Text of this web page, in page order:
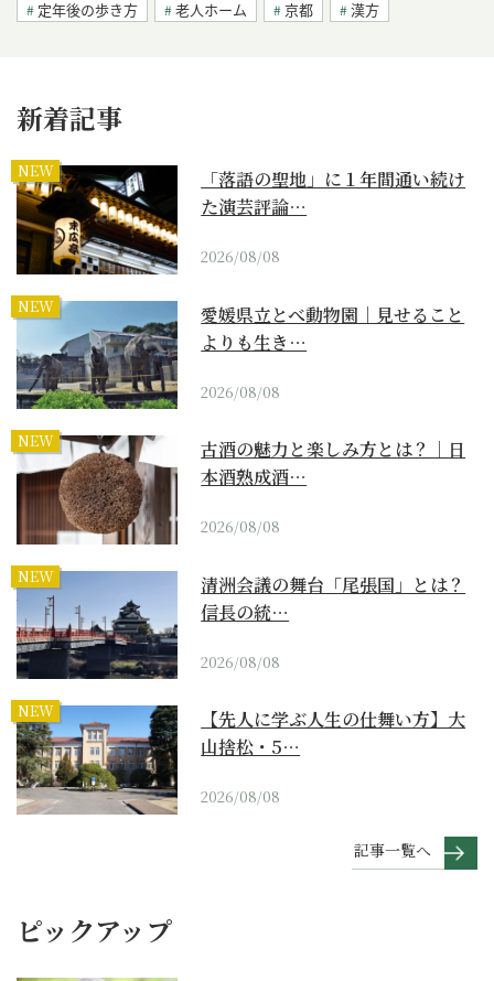
定年後の歩き方
老人ホーム 京都 漢方
新着記事
NEW
「落語の聖地」に１年間通い続け
た演芸評論…
2026/08/08
NEW
愛媛県立とべ動物園｜見せること
よりも生き…
2026/08/08
NEW
古酒の魅力と楽しみ方とは？｜日
本酒熟成酒…
2026/08/08
NEW
清洲会議の舞台「尾張国」とは？
信長の統…
2026/08/08
NEW
【先人に学ぶ人生の仕舞い方】大
山捨松・5…
2026/08/08
記事一覧へ
ピックアップ